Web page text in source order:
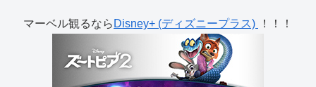
マーベル観るなら Disney+ (ディズニープラス) ！！！